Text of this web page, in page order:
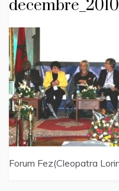
decembre_2010
Forum Fez(Cleopatra